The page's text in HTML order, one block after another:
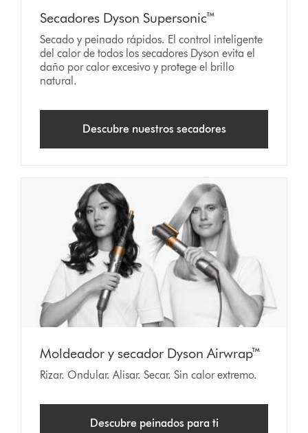
Secadores Dyson Supersonic™️
Secado y peinado rápidos. El control inteligente
del calor de todos los secadores Dyson evita el
daño por calor excesivo y protege el brillo
natural.
Descubre nuestros secadores
Moldeador y secador Dyson Airwrap™
Rizar. Ondular. Alisar. Secar. Sin calor extremo.
Descubre peinados para ti